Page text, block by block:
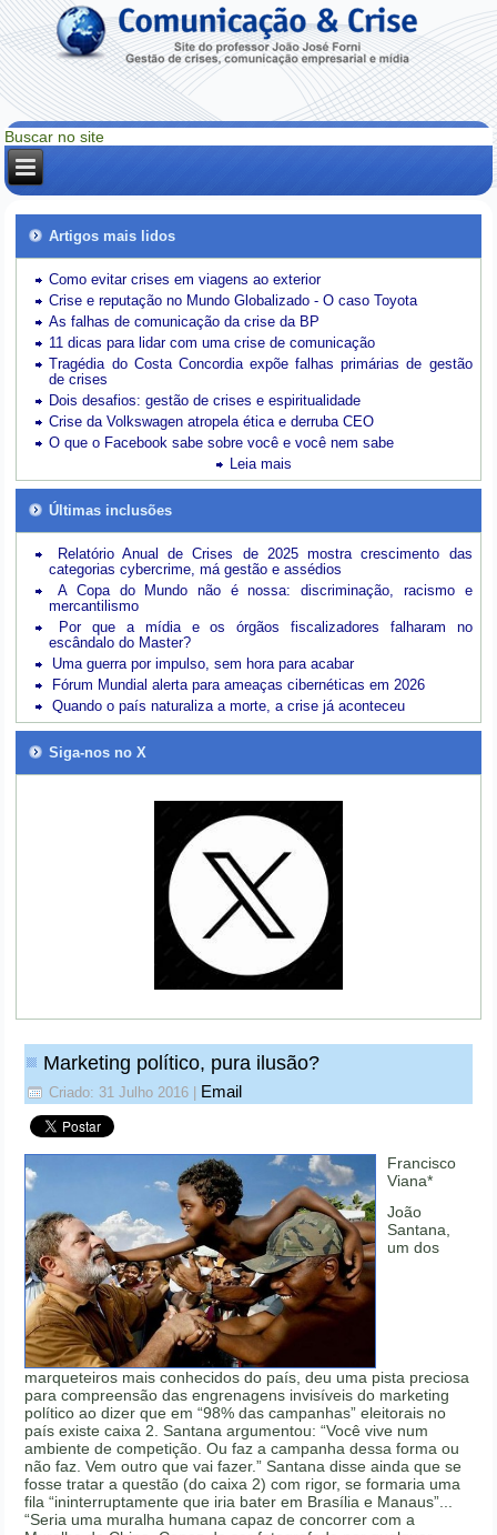
Artigos mais lidos
Como evitar crises em viagens ao exterior
Crise e reputação no Mundo Globalizado - O caso Toyota
As falhas de comunicação da crise da BP
11 dicas para lidar com uma crise de comunicação
Tragédia do Costa Concordia expõe falhas primárias de gestão
de crises
Dois desafios: gestão de crises e espiritualidade
Crise da Volkswagen atropela ética e derruba CEO
O que o Facebook sabe sobre você e você nem sabe
Leia mais
Últimas inclusões
Relatório Anual de Crises de 2025 mostra crescimento das
categorias cybercrime, má gestão e assédios
A Copa do Mundo não é nossa: discriminação, racismo e
mercantilismo
Por que a mídia e os órgãos fiscalizadores falharam no
escândalo do Master?
Uma guerra por impulso, sem hora para acabar
Fórum Mundial alerta para ameaças cibernéticas em 2026
Quando o país naturaliza a morte, a crise já aconteceu
Siga-nos no X
Marketing político, pura ilusão?
Criado: 31 Julho 2016 Email
Francisco
Viana*
João
Santana,
um dos
marqueteiros mais conhecidos do país, deu uma pista preciosa
para compreensão das engrenagens invisíveis do marketing
político ao dizer que em “98% das campanhas” eleitorais no
país existe caixa 2. Santana argumentou: “Você vive num
ambiente de competição. Ou faz a campanha dessa forma ou
não faz. Vem outro que vai fazer.” Santana disse ainda que se
fosse tratar a questão (do caixa 2) com rigor, se formaria uma
fila “ininterruptamente que iria bater em Brasília e Manaus”...
“Seria uma muralha humana capaz de concorrer com a